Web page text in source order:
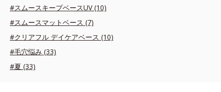
#スムースキープベースUV (10)
#スムースマットベース (7)
#クリアフル デイケアベース (10)
#毛穴悩み (33)
#夏 (33)